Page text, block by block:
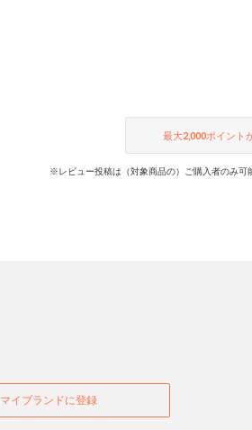
最大2,000ポイント
※レビュー投稿は（対象商品の）ご購入者のみ
マイブランドに登録